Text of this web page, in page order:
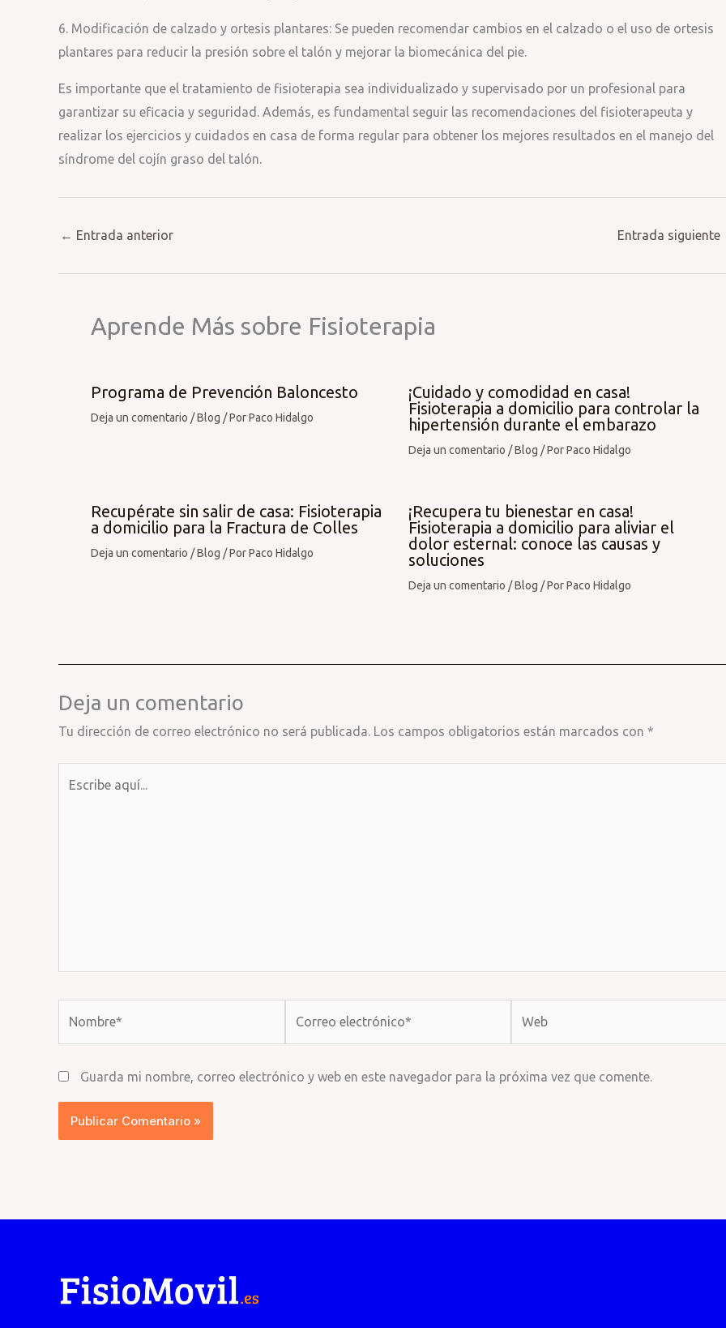
6. Modificación de calzado y ortesis plantares: Se pueden recomendar cambios en el calzado o el uso de ortesis
plantares para reducir la presión sobre el talón y mejorar la biomecánica del pie.
Es importante que el tratamiento de fisioterapia sea individualizado y supervisado por un profesional para
garantizar su eficacia y seguridad. Además, es fundamental seguir las recomendaciones del fisioterapeuta y
realizar los ejercicios y cuidados en casa de forma regular para obtener los mejores resultados en el manejo del
síndrome del cojín graso del talón.
← Entrada anterior Entrada siguiente
Aprende Más sobre Fisioterapia
Programa de Prevención Baloncesto
Deja un comentario /Blog / PorPaco Hidalgo
¡Cuidado y comodidad en casa!
Fisioterapia a domicilio para controlar la
hipertensión durante el embarazo
Deja un comentario /Blog / PorPaco Hidalgo
Recupérate sin salir de casa: Fisioterapia
a domicilio para la Fractura de Colles
Deja un comentario /Blog / PorPaco Hidalgo
¡Recupera tu bienestar en casa!
Fisioterapia a domicilio para aliviar el
dolor esternal: conoce las causas y
soluciones
Deja un comentario /Blog / PorPaco Hidalgo
Deja un comentario
Tu dirección de correo electrónico no será publicada. Los campos obligatorios están marcados con *
Guarda mi nombre, correo electrónico y web en este navegador para la próxima vez que comente.